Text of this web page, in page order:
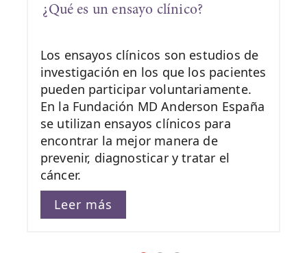
¿Qué es un ensayo clínico?
Los ensayos clínicos son estudios de
investigación en los que los pacientes
pueden participar voluntariamente.
En la Fundación MD Anderson España
se utilizan ensayos clínicos para
encontrar la mejor manera de
prevenir, diagnosticar y tratar el
cáncer.
Leer más